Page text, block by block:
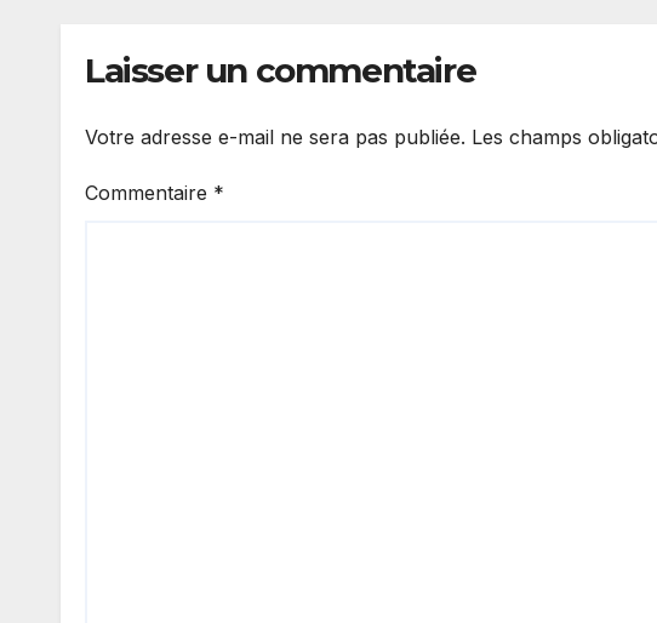
Laisser un commentaire
Votre adresse e-mail ne sera pas publiée. Les champs
Commentaire *